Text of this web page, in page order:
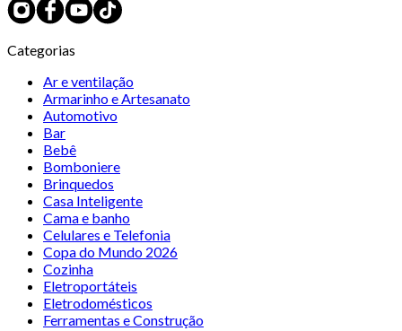
Categorias
Ar e ventilação
Armarinho e Artesanato
Automotivo
Bar
Bebê
Bomboniere
Brinquedos
Casa Inteligente
Cama e banho
Celulares e Telefonia
Copa do Mundo 2026
Cozinha
Eletroportáteis
Eletrodomésticos
Ferramentas e Construção